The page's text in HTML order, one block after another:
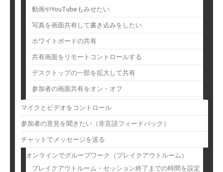
動画やYouTubeもみせたい
写真を画面共有して書き込みをしたい
ホワイトボードの共有
共有画面をリモートコントロールする
デスクトップの一部を拡大して共有
参加者の画面共有をオン・オフ
マイクとビデオをコントロール
参加者の意見を聞きたい（非言語フィードバック）
チャットでメッセージを送る
オンラインでグループワーク（ブレイクアウトルーム）
ブレイクアウトルーム・セッション終了までの時間を設定